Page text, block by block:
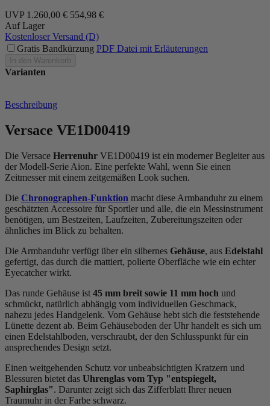
UVP 1.260,00 € 554,98 €
Auf Lager
Kostenloser Versand (D)
Gratis Bandkürzung PDF Datei mit Erläuterungen
In den Warenkorb
Varianten
Beschreibung
Versace VE1D00419
Die Versace Herrenuhr VE1D00419 ist ein moderner Begleiter aus
der Modell-Serie Aion. Eine perfekte Wahl, wenn Sie einen
Zeitmesser mit einem zeitgemäßen Look suchen.
Die Chronographen-Funktion macht diese Armbanduhr zu einem
geschätzten Accessoire für Sportler und alle, die ein Messinstrument
benötigen, um Bestzeiten, Laufzeiten, Zubereitungszeiten oder
ähnliches im Blick zu behalten.
Die Armbanduhr verfügt über ein silbernes Gehäuse, aus Edelstahl
gefertigt, das durch die mattiert, polierte Oberfläche wie ein echter
Eyecatcher wirkt.
Das runde Gehäuse ist 45 mm breit sowie 11 mm hoch und
schmückt, natürlich abhängig vom individuellen Geschmack,
nahezu jedes Handgelenk. Vom Gehäuse hebt sich die feststehende
Lünette dezent ab. Beim Gehäuseboden der Uhr handelt es sich um
einen Edelstahlboden, verschraubt, der den Schlusspunkt für ein
ansprechendes Design setzt.
Einen weitgehenden Schutz vor unbeabsichtigten Kratzern und
Blessuren bietet das Uhrenglas vom Typ "entspiegelt,
Saphirglas". Darunter zeigt sich das Zifferblatt Ihrer neuen
Traumuhr in der Farbe schwarz.